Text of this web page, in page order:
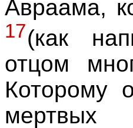
Авраама,
17(как
отцом
Которому